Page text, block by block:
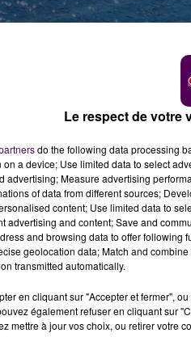
dans les eaux de la Sarthe
la Sarthe, au Mans, ce
s'explique
au milieu de
quand j’ai tourné la tête,
par ce qu’il
exercices physiques :
vont être fous de joie
Le respect de votre
do the following data processing
on a device; Use limited data to select
advertising; Measure advertising
of data from different sources;
content; Use limited data to
advertising and content; Save and
and browsing data to offer
geolocation data; Match and
transmitted automatically.
en cliquant sur "Accepter et fermer",
également refuser en cliquant sur
mettre à jour vos choix, ou retirer votre